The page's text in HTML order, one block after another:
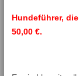
Hundeführer,
50,00 €.